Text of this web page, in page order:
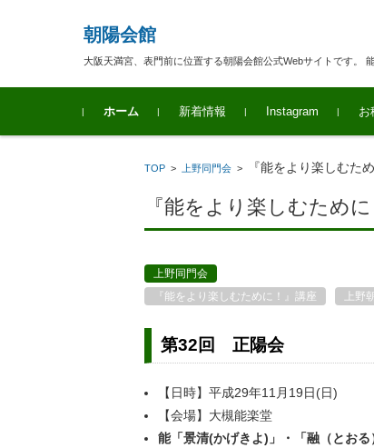
朝陽会館
大阪天満宮、表門前に位置する朝陽会館公式Webサイトです。
コンテンツに移動
ホーム
新着情報 Instagram お
TOP > 上野同門会 > 『能をより楽しむた
『能をより楽しむため
上野同門会
『能をより楽しむために！』講座
上野
第32回 正陽会
【日時】平成29年11月19日(日)
【会場】大槻能楽堂
能「景清(かげきよ)」・「融（とお